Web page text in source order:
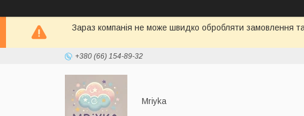
Зараз компанія не може швидко обробляти замовлення
+380 (66) 154-89-32
Mriyka